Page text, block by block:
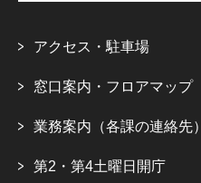
アクセス・駐車場
窓口案内・フロアマップ
業務案内（各課の連絡先）
第2・第4土曜日開庁